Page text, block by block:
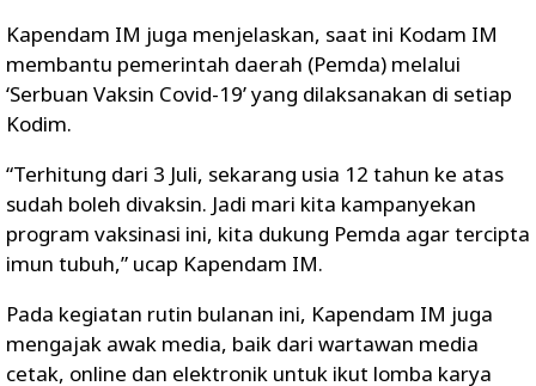
Kapendam IM juga menjelaskan, saat ini Kodam IM
membantu pemerintah daerah (Pemda) melalui
‘Serbuan Vaksin Covid-19’ yang dilaksanakan di setiap
Kodim.
“Terhitung dari 3 Juli, sekarang usia 12 tahun ke atas
sudah boleh divaksin. Jadi mari kita kampanyekan
program vaksinasi ini, kita dukung Pemda agar tercipta
imun tubuh,” ucap Kapendam IM.
Pada kegiatan rutin bulanan ini, Kapendam IM juga
mengajak awak media, baik dari wartawan media
cetak, online dan elektronik untuk ikut lomba karya